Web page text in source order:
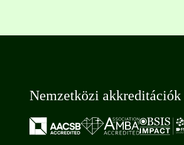
Nemzetközi akkreditációk